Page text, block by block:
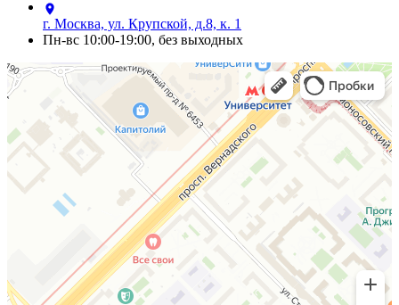
г. Москва, ул. Крупской, д.8, к. 1
Пн-вс 10:00-19:00, без выходных